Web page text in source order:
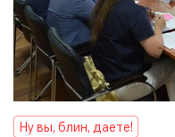
Ну вы, блин, даете!